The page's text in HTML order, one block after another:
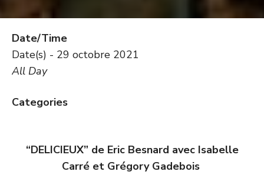
Date/Time
Date(s) - 29 octobre 2021
All Day
Categories
“DELICIEUX” de Eric Besnard avec Isabelle
Carré et Grégory Gadebois